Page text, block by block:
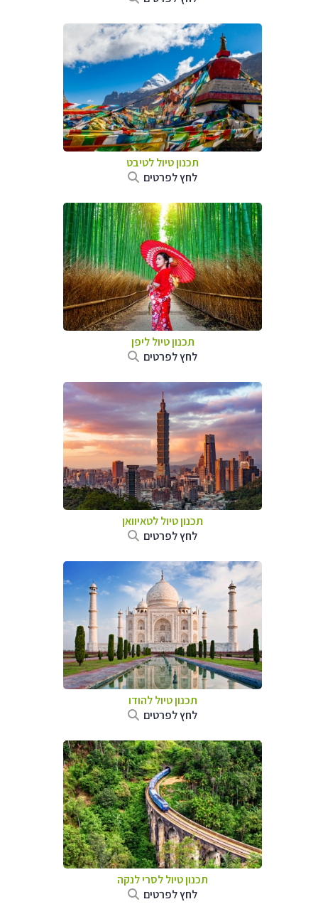
תכנון טיוללטיבט
לחץ לפרטים
תכנון טיולליפן
לחץ לפרטים
תכנון טיוללטאיוואן
לחץ לפרטים
תכנון טיוללהודו
לחץ לפרטים
תכנון טיוללסרי לנקה
לחץ לפרטים